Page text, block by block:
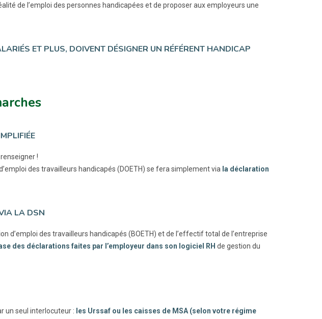
de l’emploi des personnes handicapées et de proposer aux employeurs une
ET PLUS, DOIVENT DÉSIGNER UN RÉFÉRENT HANDICAP
!
des travailleurs handicapés (DOETH) se fera simplement via la déclaration
LA DSN
d’emploi des travailleurs handicapés (BOETH) et de l’effectif total de l’entreprise
des déclarations faites par l’employeur dans son logiciel RH de gestion du
un seul interlocuteur : les Urssaf ou les caisses de MSA (selon votre régime